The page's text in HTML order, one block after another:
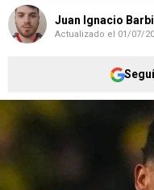
Juan Ignacio
Actualizado el 01/07/